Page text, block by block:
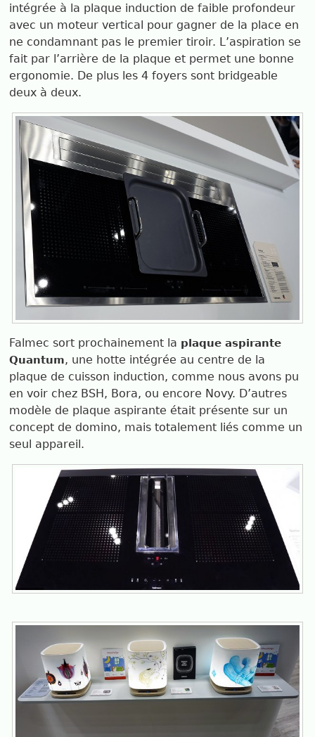
intégrée à la plaque induction de faible profondeur
avec un moteur vertical pour gagner de la place en
ne condamnant pas le premier tiroir. L’aspiration se
fait par l’arrière de la plaque et permet une bonne
ergonomie. De plus les 4 foyers sont bridgeable
deux à deux.
Falmec sort prochainement la plaque aspirante
Quantum, une hotte intégrée au centre de la
plaque de cuisson induction, comme nous avons pu
en voir chez BSH, Bora, ou encore Novy. D’autres
modèle de plaque aspirante était présente sur un
concept de domino, mais totalement liés comme un
seul appareil.